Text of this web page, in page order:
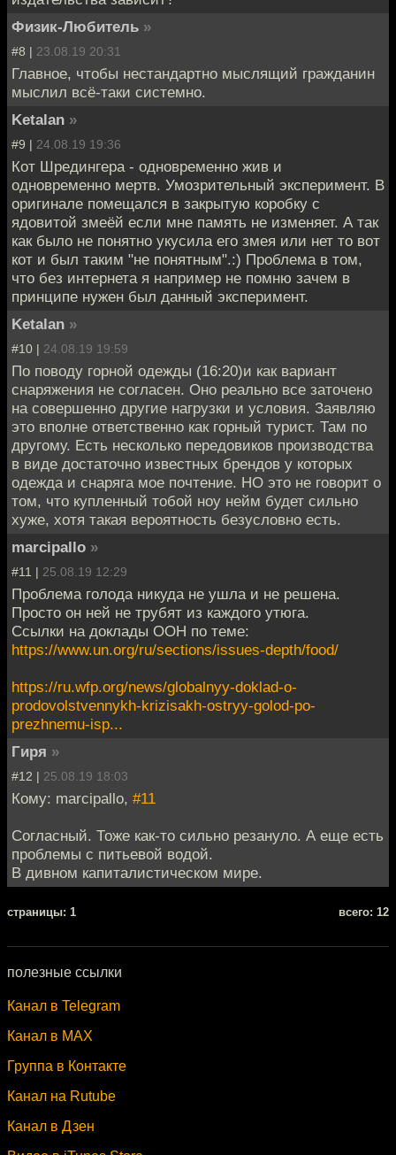
Физик-Любитель »
#8 | 23.08.19 20:31
Главное, чтобы нестандартно мыслящий гражданин
мыслил всё-таки системно.
Ketalan »
#9 | 24.08.19 19:36
Кот Шредингера - одновременно жив и
одновременно мертв. Умозрительный эксперимент. В
оригинале помещался в закрытую коробку с
ядовитой змеёй если мне память не изменяет. А так
как было не понятно укусила его змея или нет то вот
кот и был таким "не понятным".:) Проблема в том,
что без интернета я например не помню зачем в
принципе нужен был данный эксперимент.
Ketalan »
#10 | 24.08.19 19:59
По поводу горной одежды (16:20)и как вариант
снаряжения не согласен. Оно реально все заточено
на совершенно другие нагрузки и условия. Заявляю
это вполне ответственно как горный турист. Там по
другому. Есть несколько передовиков производства
в виде достаточно известных брендов у которых
одежда и снаряга мое почтение. НО это не говорит о
том, что купленный тобой ноу нейм будет сильно
хуже, хотя такая вероятность безусловно есть.
marcipallo »
#11 | 25.08.19 12:29
Проблема голода никуда не ушла и не решена.
Просто он ней не трубят из каждого утюга.
Ссылки на доклады ООН по теме:
https://www.un.org/ru/sections/issues-depth/food/
https://ru.wfp.org/news/globalnyy-doklad-o-
prodovolstvennykh-krizisakh-ostryy-golod-po-
prezhnemu-isp...
Гиря »
#12 | 25.08.19 18:03
Кому: marcipallo, #11
Согласный. Тоже как-то сильно резануло. А еще есть
проблемы с питьевой водой.
В дивном капиталистическом мире.
cтраницы: 1 всего: 12
полезные ссылки
Канал в Telegram
Канал в MAX
Группа в Контакте
Канал на Rutube
Канал в Дзен